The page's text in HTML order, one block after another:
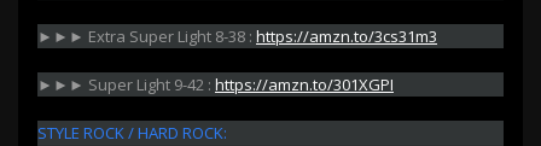
►►► Extra Super Light 8-38 : https://amzn.to/3cs31m3
►►► Super Light 9-42 : https://amzn.to/301XGPI
STYLE ROCK / HARD ROCK: